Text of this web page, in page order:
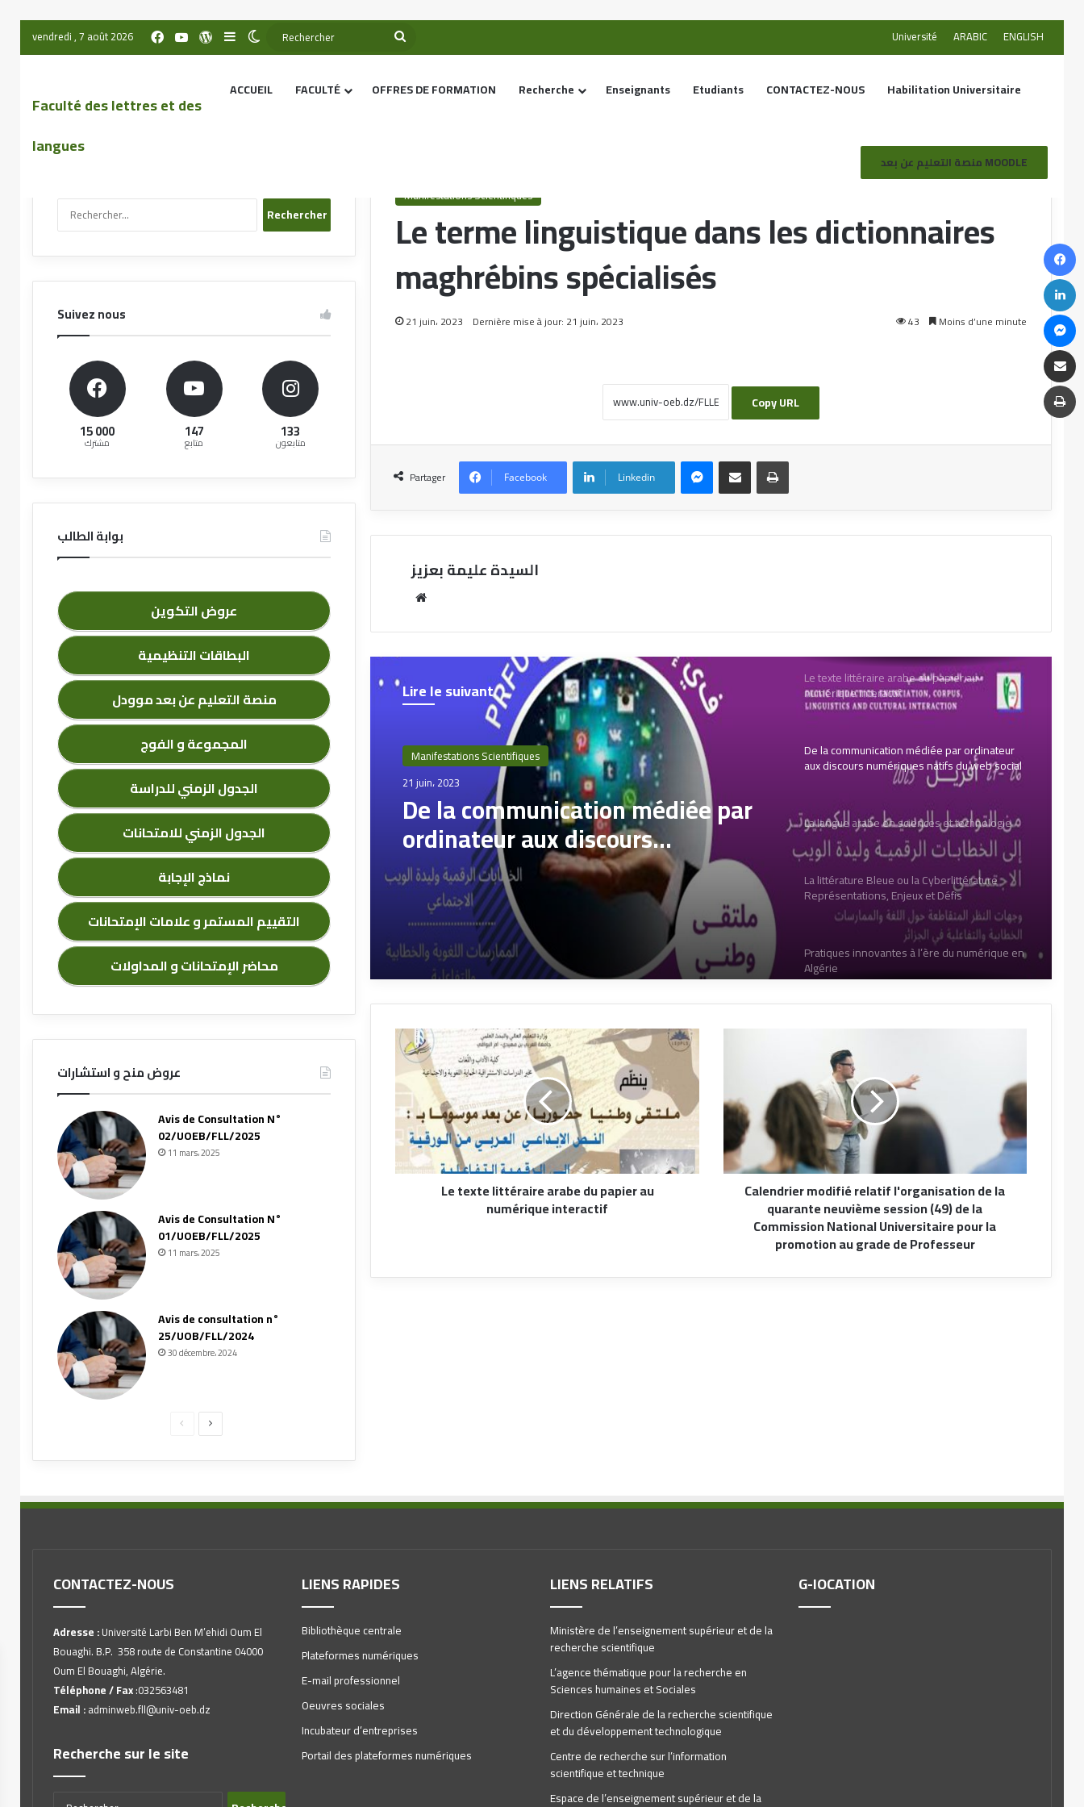
vendredi , 7 août 2026 Université ARABIC ENGLISH
Faculté des lettres et des
langues
ACCUEIL FACULTÉ OFFRES DE FORMATION Recherche Enseignants Etudiants CONTACTEZ-NOUS Habilitation Universitaire
منصة التعليم عن بعد MOODLE
Le terme linguistique dans les dictionnaires maghrébins spécialisés
Manifestations Scientifiques
Le terme linguistique dans les dictionnaires
maghrébins spécialisés
21 juin، 2023 Dernière mise à jour: 21 juin، 2023 43 Moins d’une minute
Copy URL
Partager Facebook Linkedin
السيدة عليمة بعزيز
Lire le suivant
Manifestations Scientifiques
21 juin، 2023
De la communication médiée par
ordinateur aux discours
numériques natifs du web social
Le texte littéraire arabe du papier au
aux discours numériques natifs du web social
La littérature Bleue ou la Cyberlittérature
Le texte littéraire arabe du papier au
numérique interactif
De la communication médiée par ordinateur
aux discours numériques natifs du web social
La langue arabe en sciences et technologie
La littérature Bleue ou la Cyberlittérature
Représentations, Enjeux et Défis
Pratiques innovantes à l’ère du numérique en
Algérie
Le texte littéraire arabe du papier au
De la communication médiée par ordinateur
aux discours numériques natifs du web social
La langue arabe en sciences et technologie
La littérature Bleue ou la Cyberlittérature
Représentations, Enjeux et Défis
Le texte littéraire arabe du papier au
numérique interactif
Calendrier modifié relatif l'organisation de la
quarante neuvième session (49) de la
Commission National Universitaire pour la
promotion au grade de Professeur
Recherche sur le site
Suivez nous
15 000
مشترك 147
متابع 133
متابعون
بوابة الطالب
عروض التكوين
البطاقات التنظيمية
منصة التعليم عن بعد موودل
المجموعة و الفوج
الجدول الزمني للدراسة
الجدول الزمني للامتحانات
نماذج الإجابة
التقييم المستمر و علامات الإمتحانات
محاضر الإمتحانات و المداولات
عروض منح و استشارات
Avis de Consultation N°
02/UOEB/FLL/2025
11 mars، 2025
Avis de Consultation N°
01/UOEB/FLL/2025
11 mars، 2025
Avis de consultation n°
25/UOB/FLL/2024
30 décembre، 2024
CONTACTEZ-NOUS
Adresse :Université Larbi Ben M’ehidi Oum El
Bouaghi. B.P. 358 route de Constantine 04000
Oum El Bouaghi, Algérie.
Téléphone / Fax:032563481
Email :adminweb.fll@univ-oeb.dz
Recherche sur le site
LIENS RAPIDES
Bibliothèque centrale
Plateformes numériques
E-mail professionnel
Oeuvres sociales
Incubateur d’entreprises
Portail des plateformes numériques
LIENS RELATIFS
Ministère de l’enseignement supérieur et de la
recherche scientifique
L’agence thématique pour la recherche en
Sciences humaines et Sociales
Direction Générale de la recherche scientifique
et du développement technologique
Centre de recherche sur l’information
scientifique et technique
Espace de l’enseignement supérieur et de la
G-lOCATION